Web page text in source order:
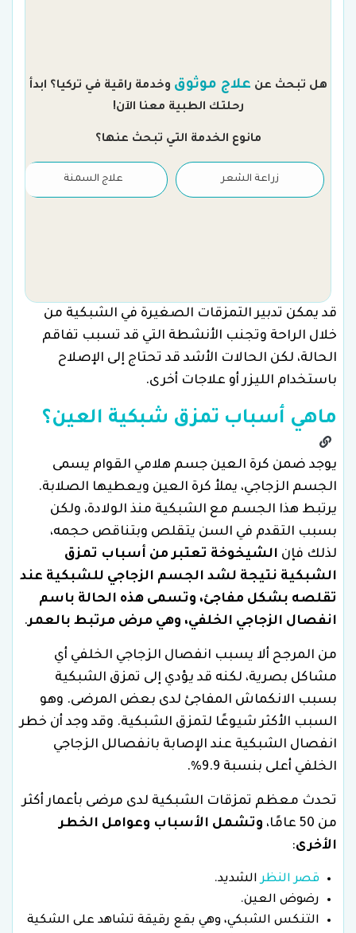
هل تبحث عن علاج موثوق وخدمة راقية في تركيا؟ ابدأ
رحلتك الطبية معنا الآن!
مانوع الخدمة التي تبحث عنها؟
زراعة الشعر علاج السمنة
قد يمكن تدبير التمزقات الصغيرة في الشبكية من
خلال الراحة وتجنب الأنشطة التي قد تسبب تفاقم
الحالة، لكن الحالات الأشد قد تحتاج إلى الإصلاح
باستخدام الليزر أو علاجات أخرى.
ماهي أسباب تمزق شبكية العين؟
يوجد ضمن كرة العين جسم هلامي القوام يسمى
الجسم الزجاجي، يملأ كرة العين ويعطيها الصلابة.
يرتبط هذا الجسم مع الشبكية منذ الولادة، ولكن
بسبب التقدم في السن يتقلص وبتناقص حجمه،
لذلك فإن الشيخوخة تعتبر من أسباب تمزق
الشبكية نتيجة لشد الجسم الزجاجي للشبكية عند
تقلصه بشكل مفاجئ، وتسمى هذه الحالة باسم
انفصال الزجاجي الخلفي، وهي مرض مرتبط بالعمر.
من المرجح ألا يسبب انفصال الزجاجي الخلفي أي
مشاكل بصرية، لكنه قد يؤدي إلى تمزق الشبكية
بسبب الانكماش المفاجئ لدى بعض المرضى. وهو
السبب الأكثر شيوعًا لتمزق الشبكية. وقد وجد أن خطر
انفصال الشبكية عند الإصابة بانفصالل الزجاجي
الخلفي أعلى بنسبة 9.9%.
تحدث معظم تمزقات الشبكية لدى مرضى بأعمار أكثر
من 50 عامًا،
وتشمل الأسباب وعوامل الخطر
الأخرى:
قصر النظرالشديد.
رضوض العين.
التنكس الشبكي، وهي بقع رقيقة تشاهد على الشكية